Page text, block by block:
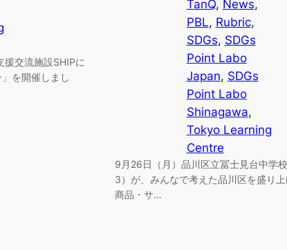
交流施設SHIPに
を開催しまし
TanQ, News
PBL, Rubric
SDGs, SDGs
Point Labo
Japan, SDGs
Point Labo
Shinagawa
Tokyo Learning
Centre
9月26日（月）品川区立冨士見台中学
3）が、みんなで考えた品川区を盛り
商品・サ…